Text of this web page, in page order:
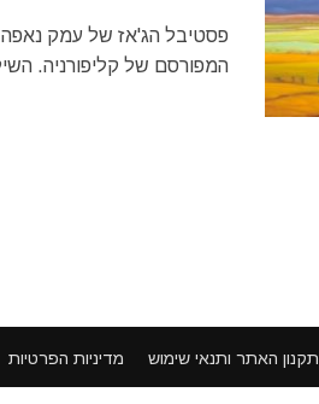
המפורסם של קליפורניה.
תקנון האתר ותנאי שימוש מדיניות הפרטיות